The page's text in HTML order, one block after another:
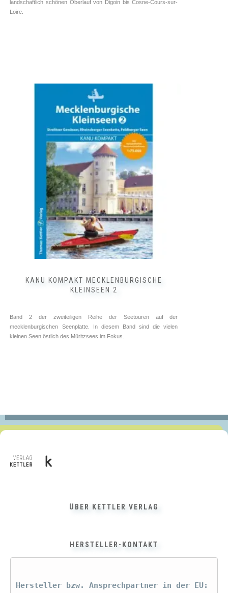
landschaftlich schönen Oberlauf von Digoin bis Cosne-Cours-sur-
Loire.
Frankreich ➥ ⓘ Tourenführer ➥ ⓘ
Kettler Verlag
9,95€
inkl. 7 % MwSt.
zzgl.Versandkosten
WEITERLESEN
KANU KOMPAKT MECKLENBURGISCHE
KLEINSEEN 2
Band 2 der zweiteiligen Reihe der Seetouren auf der
mecklenburgischen Seenplatte. In diesem Band sind die vielen
kleinen Seen östlich des Müritzsees im Fokus.
ÜBER KETTLER VERLAG
HERSTELLER-KONTAKT
Hersteller bzw. Ansprechpartner in der EU: